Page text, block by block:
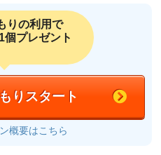
りの利用で
個プレゼント
りスタート
概要はこちら